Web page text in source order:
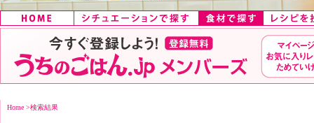
Home >検索結果